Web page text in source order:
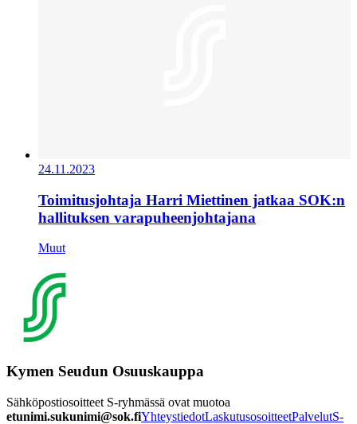
24.11.2023
Toimitusjohtaja Harri Miettinen jatkaa SOK:n
hallituksen varapuheenjohtajana
Muut
Kymen Seudun Osuuskauppa
Sähköpostiosoitteet S-ryhmässä ovat muotoa
etunimi.sukunimi@sok.fiYhteystiedotLaskutusosoitteetPalvelutS-